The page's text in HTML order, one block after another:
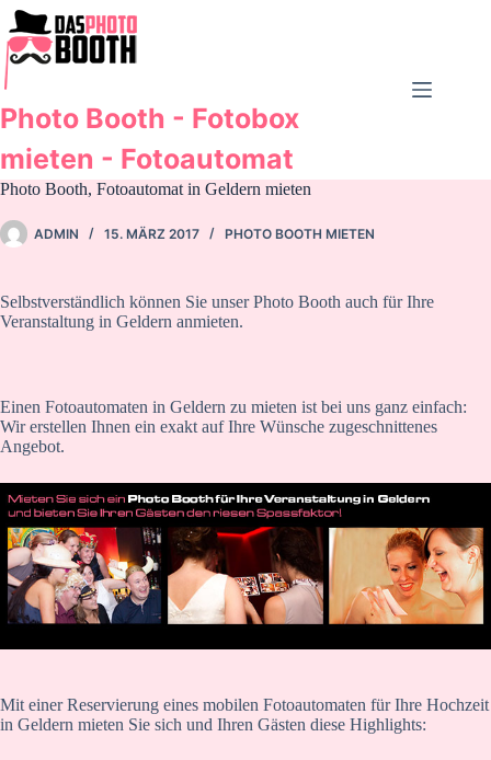
Zum
Inhalt
springen
Photo Booth - Fotobox
mieten - Fotoautomat
Photo Booth, Fotoautomat in Geldern mieten
ADMIN 15. MÄRZ 2017 PHOTO BOOTH MIETEN
Selbstverständlich können Sie unser Photo Booth auch für Ihre
Veranstaltung in Geldern anmieten.
Einen Fotoautomaten in Geldern zu mieten ist bei uns ganz einfach:
Wir erstellen Ihnen ein exakt auf Ihre Wünsche zugeschnittenes
Angebot.
Mit einer Reservierung eines mobilen Fotoautomaten für Ihre Hochzeit
in Geldern mieten Sie sich und Ihren Gästen diese Highlights: